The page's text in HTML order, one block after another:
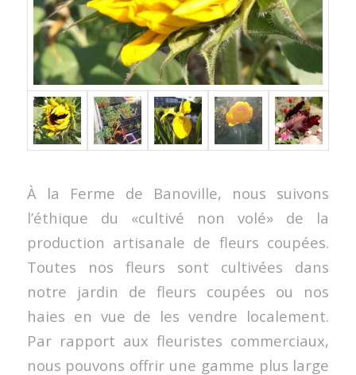
À la Ferme de Banoville, nous suivons
l’éthique du «cultivé non volé» de la
production artisanale de fleurs coupées.
Toutes nos fleurs sont cultivées dans
notre jardin de fleurs coupées ou nos
haies en vue de les vendre localement.
Par rapport aux fleuristes commerciaux,
nous pouvons offrir une gamme plus large